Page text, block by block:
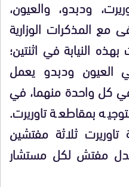
ودبدو، والعيون،
المذكرات الوزارية
النيابة في اثنتين؛
العيون ودبدو يعمل
كل واحدة منهما، في
بمقاطعة تاوريرت.
ثلاثة مفتشين
مفتش لكل مستشار